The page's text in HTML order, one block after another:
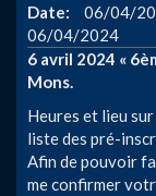
Date
06/04/
06/04/2024
6 avril 2024 «
Mons.
Heures et lieu
liste des pré-
Afin de pouvoir
me confirmer